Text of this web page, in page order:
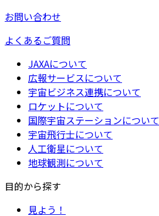
お問い合わせ
よくあるご質問
JAXAについて
広報サービスについて
宇宙ビジネス連携について
ロケットについて
国際宇宙ステーションについて
宇宙飛行士について
人工衛星について
地球観測について
目的から探す
見よう！